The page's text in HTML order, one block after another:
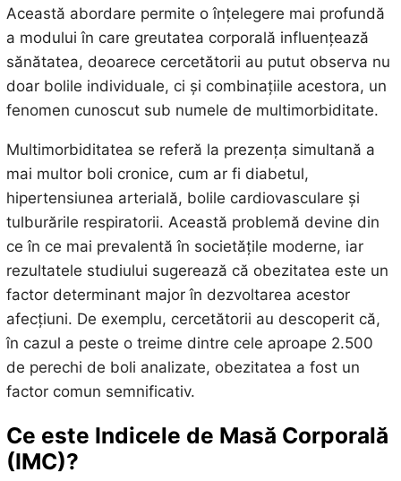
Această abordare permite o înțelegere mai profundă
a modului în care greutatea corporală influențează
sănătatea, deoarece cercetătorii au putut observa nu
doar bolile individuale, ci și combinațiile acestora, un
fenomen cunoscut sub numele de multimorbiditate.
Multimorbiditatea se referă la prezența simultană a
mai multor boli cronice, cum ar fi diabetul,
hipertensiunea arterială, bolile cardiovasculare și
tulburările respiratorii. Această problemă devine din
ce în ce mai prevalentă în societățile moderne, iar
rezultatele studiului sugerează că obezitatea este un
factor determinant major în dezvoltarea acestor
afecțiuni. De exemplu, cercetătorii au descoperit că,
în cazul a peste o treime dintre cele aproape 2.500
de perechi de boli analizate, obezitatea a fost un
factor comun semnificativ.
Ce este Indicele de Masă Corporală
(IMC)?